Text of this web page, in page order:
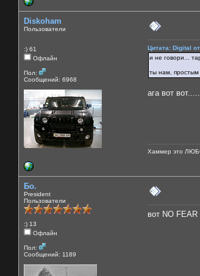
Diskoham
Пользователи
:) 61
Офлайн
Пол:
Сообщений: 6968
Цитата: Digital
и не говори...
ты нам, простым
ага вот
Хаммер это
Бо.
President
Пользователи
:) 13
Офлайн
Пол:
Сообщений: 1189
вот NO